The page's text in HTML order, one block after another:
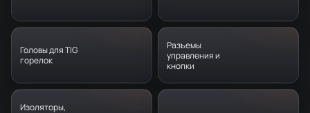
Головы для TIG
горелок
Разъемы
управления и
кнопки
Изоляторы,